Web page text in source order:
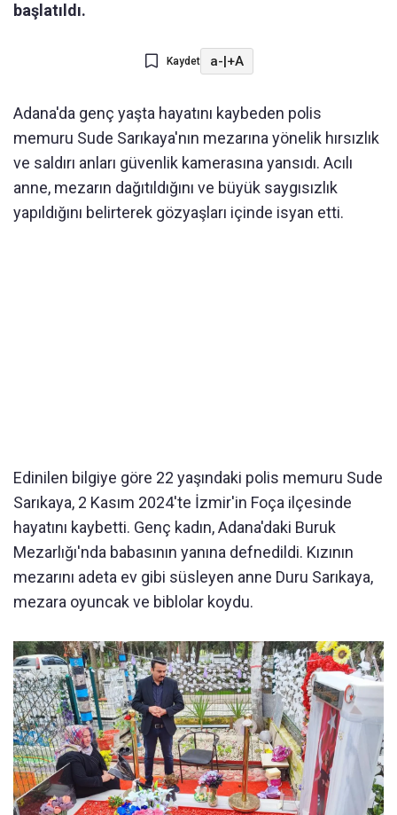
başlatıldı.
Kaydet a-|+A
Adana'da genç yaşta hayatını kaybeden polis
memuru Sude Sarıkaya'nın mezarına yönelik hırsızlık
ve saldırı anları güvenlik kamerasına yansıdı. Acılı
anne, mezarın dağıtıldığını ve büyük saygısızlık
yapıldığını belirterek gözyaşları içinde isyan etti.
Edinilen bilgiye göre 22 yaşındaki polis memuru Sude
Sarıkaya, 2 Kasım 2024'te İzmir'in Foça ilçesinde
hayatını kaybetti. Genç kadın, Adana'daki Buruk
Mezarlığı'nda babasının yanına defnedildi. Kızının
mezarını adeta ev gibi süsleyen anne Duru Sarıkaya,
mezara oyuncak ve biblolar koydu.